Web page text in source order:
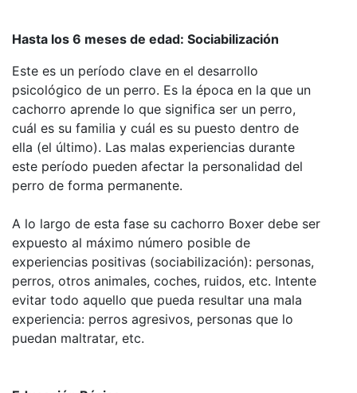
Hasta los 6 meses de edad: Sociabilización
Este es un período clave en el desarrollo
psicológico de un perro. Es la época en la que un
cachorro aprende lo que significa ser un perro,
cuál es su familia y cuál es su puesto dentro de
ella (el último). Las malas experiencias durante
este período pueden afectar la personalidad del
perro de forma permanente.
A lo largo de esta fase su cachorro Boxer debe ser
expuesto al máximo número posible de
experiencias positivas (sociabilización): personas,
perros, otros animales, coches, ruidos, etc. Intente
evitar todo aquello que pueda resultar una mala
experiencia: perros agresivos, personas que lo
puedan maltratar, etc.